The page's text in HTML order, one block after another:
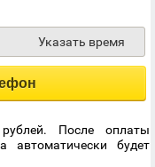
Указать время
После оплаты
автоматически будет